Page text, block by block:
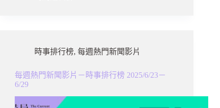
時事排行榜, 每週熱門新聞影片
每週熱門新聞影片－時事排行榜 2025/6/23－
6/29